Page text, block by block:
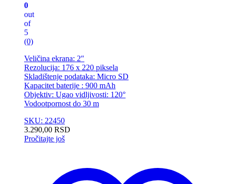
0
out
of
5
(0)
Veličina ekrana: 2″
Rezolucija: 176 x 220 piksela
Skladištenje podataka: Micro SD
Kapacitet baterije : 900 mAh
Objektiv: Ugao vidljivosti: 120°
Vodootpornost do 30 m
SKU: 22450
3.290,00 RSD
Pročitajte još